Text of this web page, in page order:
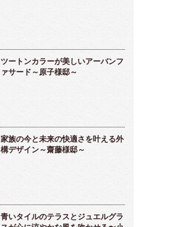
ツートンカラーが美しいアーバンフ
ァサード～原子様邸～
家族の今と未来の快適さを叶える外
構デザイン～齋藤様邸～
青いタイルのテラスとジュエルグラ